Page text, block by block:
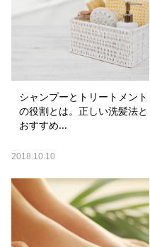
シャンプーとトリートメント
の役割とは。正しい洗髪法と
おすすめ...
2018.10.10